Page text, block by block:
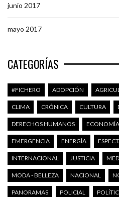
junio 2017
mayo 2017
CATEGORÍAS
#FICHERO ADOPCIÓN
CLIMA CRÓNICA CULTURA
DERECHOS HUMANOS ECONOMÍA
EMERGENCIA ENERGÍA
INTERNACIONAL JUSTICIA
MODA - BELLEZA NACIONAL
PANORAMAS POLICIAL